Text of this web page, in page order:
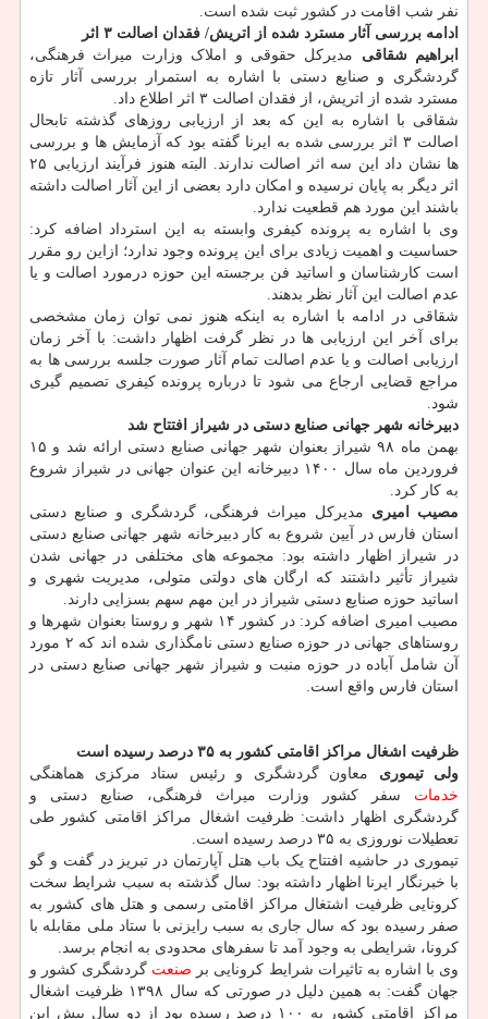
نفر شب اقامت در کشور ثبت شده است.
ادامه بررسی آثار مسترد شده از اتریش/ فقدان اصالت ۳ اثر
ابراهیم شقاقی مدیرکل حقوقی و املاک وزارت میراث فرهنگی،
گردشگری و صنایع دستی با اشاره به استمرار بررسی آثار تازه
مسترد شده از اتریش، از فقدان اصالت ۳ اثر اطلاع داد.
شقاقی با اشاره به این که بعد از ارزیابی روزهای گذشته تابحال
اصالت ۳ اثر بررسی شده به ایرنا گفته بود که آزمایش ها و بررسی
ها نشان داد این سه اثر اصالت ندارند. البته هنوز فرآیند ارزیابی ۲۵
اثر دیگر به پایان نرسیده و امکان دارد بعضی از این آثار اصالت داشته
باشند این مورد هم قطعیت ندارد.
وی با اشاره به پرونده کیفری وابسته به این استرداد اضافه کرد:
حساسیت و اهمیت زیادی برای این پرونده وجود ندارد؛ ازاین رو مقرر
است کارشناسان و اساتید فن برجسته این حوزه درمورد اصالت و یا
عدم اصالت این آثار نظر بدهند.
شقاقی در ادامه با اشاره به اینکه هنوز نمی توان زمان مشخصی
برای آخر این ارزیابی ها در نظر گرفت اظهار داشت: با آخر زمان
ارزیابی اصالت و یا عدم اصالت تمام آثار صورت جلسه بررسی ها به
مراجع قضایی ارجاع می شود تا درباره پرونده کیفری تصمیم گیری
شود.
دبیرخانه شهر جهانی صنایع دستی در شیراز افتتاح شد
بهمن ماه ۹۸ شیراز بعنوان شهر جهانی صنایع دستی ارائه شد و ۱۵
فروردین ماه سال ۱۴۰۰ دبیرخانه این عنوان جهانی در شیراز شروع
به کار کرد.
مصیب امیری مدیرکل میراث فرهنگی، گردشگری و صنایع دستی
استان فارس در آیین شروع به کار دبیرخانه شهر جهانی صنایع دستی
در شیراز اظهار داشته بود: مجموعه های مختلفی در جهانی شدن
شیراز تأثیر داشتند که ارگان های دولتی متولی، مدیریت شهری و
اساتید حوزه صنایع دستی شیراز در این مهم سهم بسزایی دارند.
مصیب امیری اضافه کرد: در کشور ۱۴ شهر و روستا بعنوان شهرها و
روستاهای جهانی در حوزه صنایع دستی نامگذاری شده اند که ۲ مورد
آن شامل آباده در حوزه منبت و شیراز شهر جهانی صنایع دستی در
استان فارس واقع است.
ظرفیت اشغال مراکز اقامتی کشور به ۳۵ درصد رسیده است
ولی تیموری معاون گردشگری و رئیس ستاد مرکزی هماهنگی
خدمات سفر کشور وزارت میراث فرهنگی، صنایع دستی و
گردشگری اظهار داشت: ظرفیت اشغال مراکز اقامتی کشور طی
تعطیلات نوروزی به ۳۵ درصد رسیده است.
تیموری در حاشیه افتتاح یک باب هتل آپارتمان در تبریز در گفت و گو
با خبرنگار ایرنا اظهار داشته بود: سال گذشته به سبب شرایط سخت
کرونایی ظرفیت اشتغال مراکز اقامتی رسمی و هتل های کشور به
صفر رسیده بود که سال جاری به سبب رایزنی با ستاد ملی مقابله با
کرونا، شرایطی به وجود آمد تا سفرهای محدودی به انجام برسد.
وی با اشاره به تاثیرات شرایط کرونایی بر صنعت گردشگری کشور و
جهان گفت: به همین دلیل در صورتی که سال ۱۳۹۸ ظرفیت اشغال
مراکز اقامتی کشور به ۱۰۰ درصد رسیده بود از دو سال پیش این